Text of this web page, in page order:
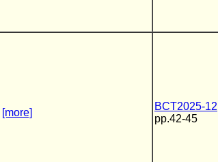
[more]
BCT2025-12
pp.42-45